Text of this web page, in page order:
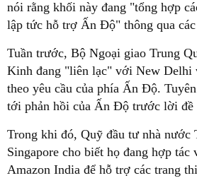
nói rằng khối này đang "tổng hợp
lập tức hỗ trợ Ấn Độ" thông qua
Tuần trước, Bộ Ngoại giao Trung
Kinh đang "liên lạc" với New Delhi
theo yêu cầu của phía Ấn Độ.
tới phản hồi của Ấn Độ trước lời đề
Trong khi đó, Quỹ đầu tư nhà nước
Singapore cho biết họ đang hợp
Amazon India để hỗ trợ các trang